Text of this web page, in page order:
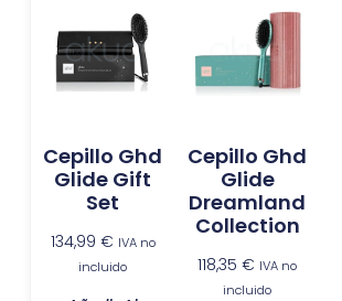
Cepillo Ghd
Glide Gift
Set
134,99 € IVA no
incluido
Cepillo Ghd
Glide
Dreamland
Collection
118,35 € IVA no
incluido